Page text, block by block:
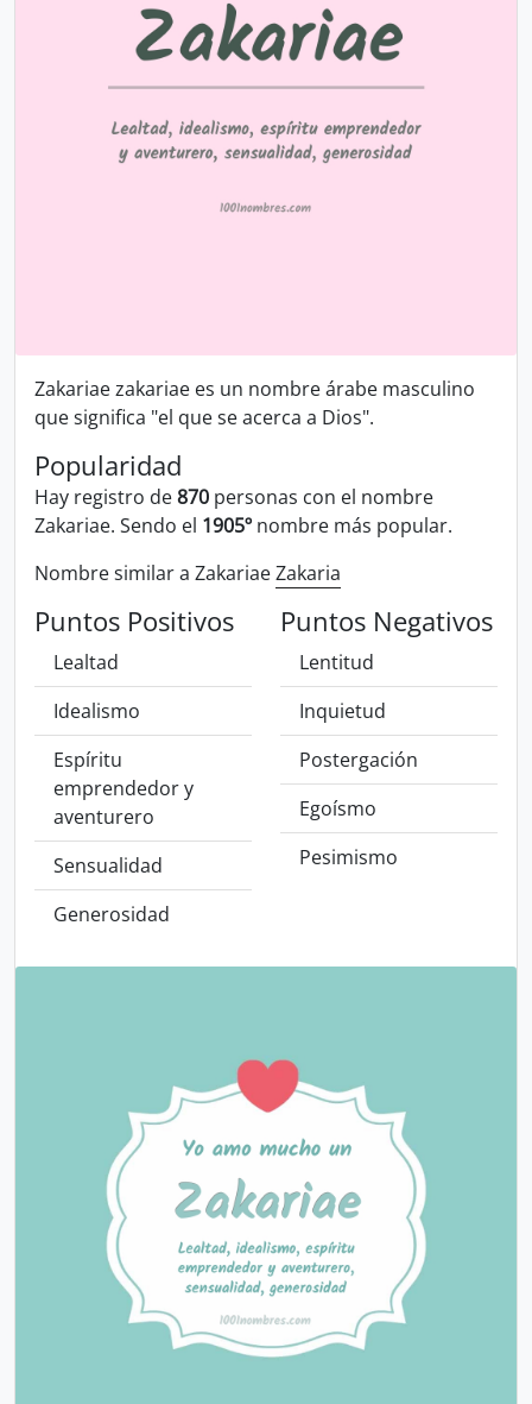
Zakariae zakariae es un nombre árabe masculino
que significa "el que se acerca a Dios".
Popularidad
Hay registro de870 personas con el nombre
Zakariae. Sendo el 1905º nombre más popular.
Nombre similar a ZakariaeZakaria
Puntos Positivos
Lealtad
Idealismo
Espíritu
emprendedor y
aventurero
Sensualidad
Generosidad
Puntos Negativos
Lentitud
Inquietud
Postergación
Egoísmo
Pesimismo